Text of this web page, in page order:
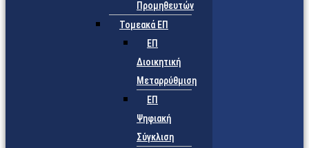
Προμηθευτών
Τομεακά ΕΠ
ΕΠ
Διοικητική
Μεταρρύθμιση
ΕΠ
Ψηφιακή
Σύγκλιση